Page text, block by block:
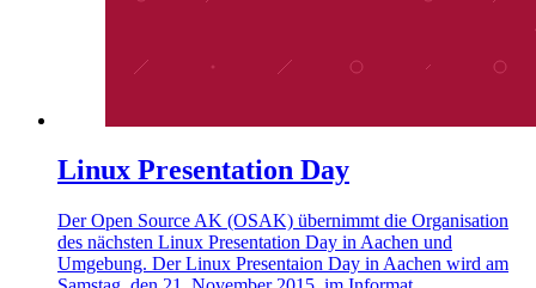
Linux Presentation Day
Der Open Source AK (OSAK) übernimmt die Organisation
des nächsten Linux Presentation Day in Aachen und
Umgebung. Der Linux Presentaion Day in Aachen wird am